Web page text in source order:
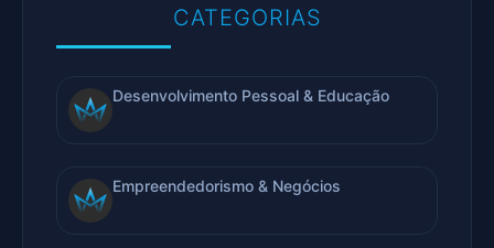
CATEGORIAS
Desenvolvimento Pessoal & Educação
Empreendedorismo & Negócios